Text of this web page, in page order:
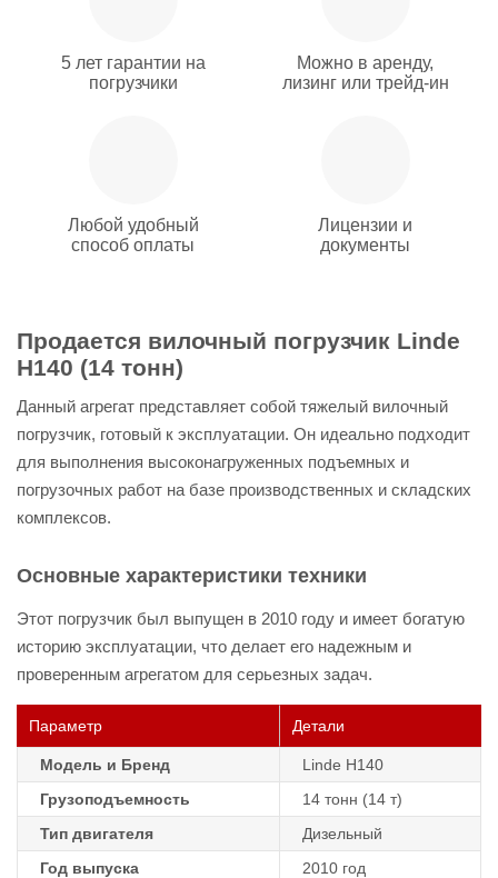
5 лет гарантии на
погрузчики
Можно в аренду,
лизинг или трейд-ин
Любой удобный
способ оплаты
Лицензии и
документы
Продается вилочный погрузчик Linde
H140 (14 тонн)
Данный агрегат представляет собой тяжелый вилочный
погрузчик, готовый к эксплуатации. Он идеально подходит
для выполнения высоконагруженных подъемных и
погрузочных работ на базе производственных и складских
комплексов.
Основные характеристики техники
Этот погрузчик был выпущен в 2010 году и имеет богатую
историю эксплуатации, что делает его надежным и
проверенным агрегатом для серьезных задач.
Параметр Детали
Модель и Бренд
Linde H140
Грузоподъемность
14 тонн (14 т)
Тип двигателя
Дизельный
Год выпуска
2010 год